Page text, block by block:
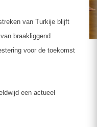
van Turkije blijft
braakliggend
voor de toekomst
een actueel